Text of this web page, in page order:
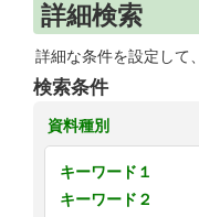
詳細検索
詳細な条件を設定して
検索条件
資料種別
キーワード１
キーワード２